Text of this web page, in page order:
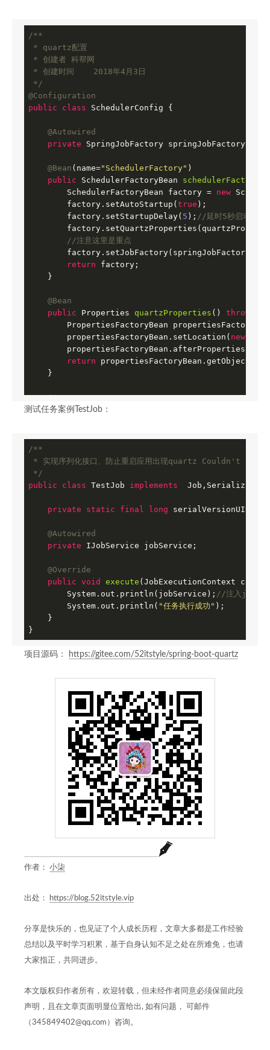
/**
* quartz配置
* 创建者 科帮网
* 创建时间    2018年4月3日
*/
@Configuration
public
class SchedulerConfig {
@Autowired
private SpringJobFactory springJobFactory;
@Bean (name="SchedulerFactory" )
public SchedulerFactoryBean
        SchedulerFactoryBean factory =
new
        factory.setAutoStartup(
true );
        factory.setStartupDelay(
5 ); //延时5秒启动
//注意这里是重点
        factory.setJobFactory(springJobFactory);
return factory;
    }
@Bean
public Properties quartzProperties () throws
PropertiesFactoryBean
        propertiesFactoryBean.setLocation(
new
return propertiesFactoryBean.getObject();
    }
/*
     * quartz初始化监听器
return new QuartzInitializerListener();
    }
     * 通过SchedulerFactoryBean获取Scheduler的实例
@Bean
(name=
public
Scheduler scheduler ()
    }
测试任务案例TestJob：
/**
* 实现序列化接口、防止重启应用出现quartz Couldn't
*/
public
class TestJob implements Job , Serializable
private static final long serialVersionUID =
@Autowired
private IJobService jobService;
@Override
public void execute (JobExecutionContext
        System.out.println(jobService);
//注入
        System.out.println(
"任务执行成功" );
    }
}
项目源码： https://gitee.com/52itstyle/spring-boot-quartz
作者： 小柒
出处： https://blog.52itstyle.vip
分享是快乐的，也见证了个人成长历程，文章大多都是工作经验
总结以及平时学习积累，基于自身认知不足之处在所难免，也请
大家指正，共同进步。
本文版权归作者所有，欢迎转载，但未经作者同意必须保留此段
声明，且在文章页面明显位置给出, 如有问题， 可邮件
（345849402@qq.com）咨询。